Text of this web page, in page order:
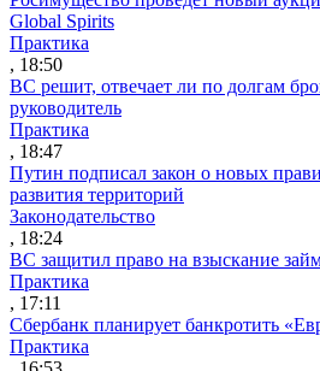
Global Spirits
Практика
, 18:50
ВС решит, отвечает ли по долгам
руководитель
Практика
, 18:47
Путин подписал закон о новых
развития территорий
Законодательство
, 18:24
ВС защитил право на взыскание
Практика
, 17:11
Сбербанк планирует банкротить
Практика